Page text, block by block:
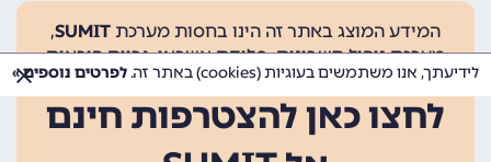
המידע המוצג באתר זה הינו בחסות מערכת SUMIT
,
מערכת ניהול חשבונות, סליקת אשראי, גביית הוראות
קבע ועוד.
לחצו כאן להצטרפות חינם
לידיעתך, אנו משתמשים בעוגיות (cookies) באתר זה. לפרטים נוספים »